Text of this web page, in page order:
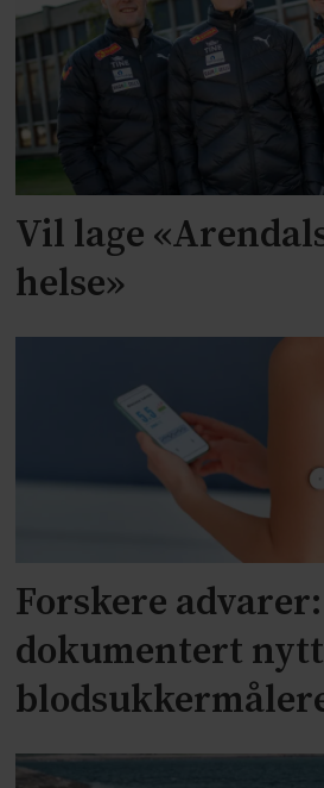
Vil lage
helse»
Forskere
dokumentert